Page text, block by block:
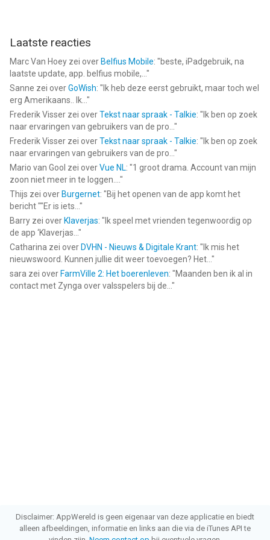
Laatste reacties
Marc Van Hoey zei over Belfius Mobile: "beste, iPadgebruik, na
laatste update, app. belfius mobile,... "
Sanne zei overGoWish: " Ik heb deze eerst gebruikt, maar toch wel
erg Amerikaans.. Ik... "
Frederik Visser zei overTekst naar spraak - Talkie: " Ik ben op zoek
naar ervaringen van gebruikers van de pro... "
Frederik Visser zei overTekst naar spraak - Talkie: " Ik ben op zoek
naar ervaringen van gebruikers van de pro... "
Mario van Gool zei overVue NL: "1 groot drama. Account van mijn
zoon niet meer in te loggen.... "
Thijs zei over Burgernet: "Bij het openen van de app komt het
bericht ""Er is iets... "
Barry zei over Klaverjas: " Ik speel met vrienden tegenwoordig op
de app ‘Klaverjas... "
Catharina zei over DVHN - Nieuws & Digitale Krant: " Ik mis het
nieuwswoord. Kunnen jullie dit weer toevoegen? Het... "
sara zei over FarmVille 2: Het boerenleven: "Maanden ben ik al in
contact met Zynga over valsspelers bij de... "
Disclaimer: AppWereld is geen eigenaar van deze applicatie en biedt
alleen afbeeldingen, informatie en links aan die via de iTunes API te